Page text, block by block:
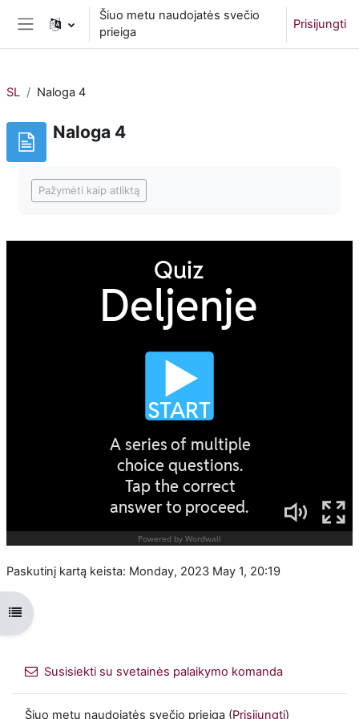
Pereiti į pagrindinį turinį
Šoninis skydelis
Šiuo metu naudojatės svečio
prieiga
Prisijungti
Atverti kurso rodyklę
SL Naloga 4
Naloga 4
Pažymėti kaip atliktą
Paskutinį kartą keista: Monday, 2023 May 1, 20:19
Susisiekti su svetainės palaikymo komanda
Šiuo metu naudojatės svečio prieiga (Prisijungti)